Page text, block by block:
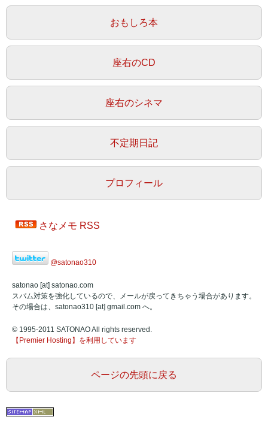
おもしろ本
座右のCD
座右のシネマ
不定期日記
プロフィール
さなメモ RSS
@satonao310
satonao [at] satonao.com
スパム対策を強化しているので、メールが戻ってきちゃう場合があります。
その場合は、satonao310 [at] gmail.com へ。
© 1995-2011 SATONAO All rights reserved.
【Premier Hosting】 を利用 しています
ページの先頭に戻る